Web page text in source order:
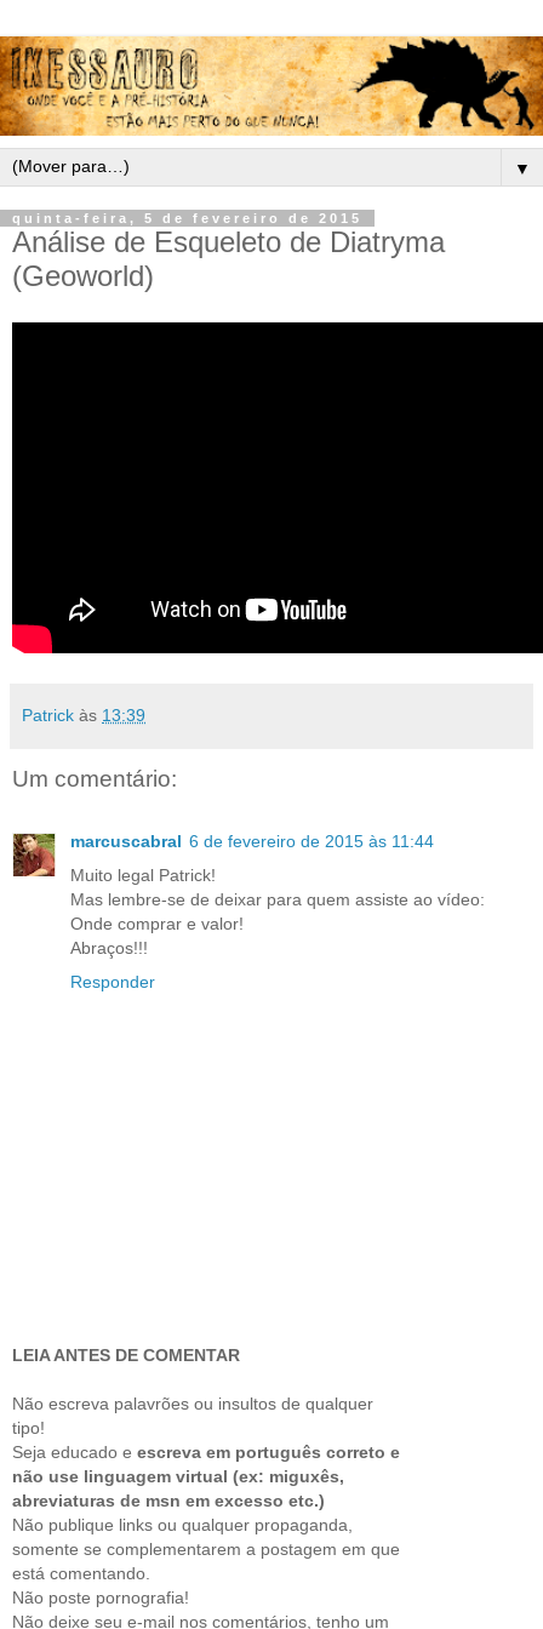
▼
quinta-feira, 5 de fevereiro de 2015
Análise de Esqueleto de Diatryma
(Geoworld)
Patrick às 13:39
Um comentário:
marcuscabral 6 de fevereiro de 2015 às 11:44
Muito legal Patrick!
Mas lembre-se de deixar para quem assiste ao vídeo:
Onde comprar e valor!
Abraços!!!
Responder
LEIA ANTES DE COMENTAR
Não escreva palavrões ou insultos de qualquer
tipo!
Seja educado e escreva em português correto e
não use linguagem virtual (ex: miguxês,
abreviaturas de msn em excesso etc.)
Não publique links ou qualquer propaganda,
somente se complementarem a postagem em que
está comentando.
Não poste pornografia!
Não deixe seu e-mail nos comentários, tenho um